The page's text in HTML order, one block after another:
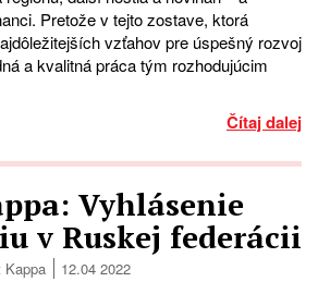
Pretože v tejto zostave, ktorá
vzťahov pre úspešný rozvoj
a kvalitná práca tým rozhodujúcim
Čítaj dalej
Vyhlásenie
v Ruskej federácii
Kappa 12.04 2022